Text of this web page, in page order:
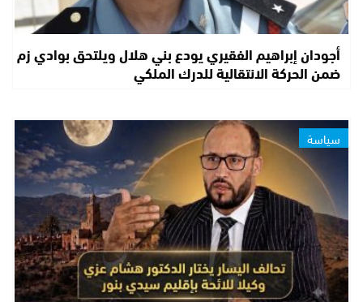
أجودان إبراهيم الفقيري يودع بني هلال ويلتحق بوادي زم
ضمن الحركة الانتقالية للدرك الملكي
سياسة